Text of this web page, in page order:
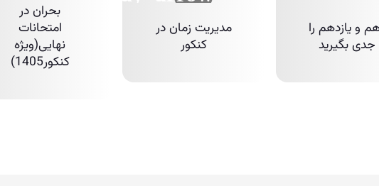
و یازدهم را
جدی بگیرید
مدیریت زمان در
کنکور
بحران در
امتحانات
نهایی(ویژه
کنکور1405)